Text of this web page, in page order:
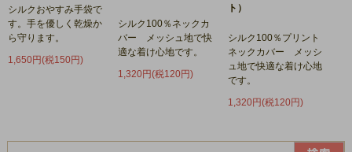
シルクおやすみ手袋で
す。手を優しく乾燥か
ら守ります。
1,650円(税150円)
シルク100％ネックカ
バー メッシュ地で快
適な着け心地です。
1,320円(税120円)
ト）
シルク100％プリント
ネックカバー メッシ
ュ地で快適な着け心地
です。
1,320円(税120円)